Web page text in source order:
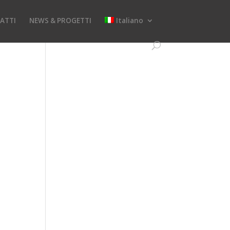
NEWS & PROGETTI Italiano